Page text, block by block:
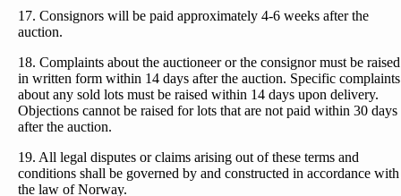
17. Consignors will be paid approximately 4-6 weeks after the
auction.
18. Complaints about the auctioneer or the consignor must be raised
in written form within 14 days after the auction. Specific complaints
about any sold lots must be raised within 14 days upon delivery.
Objections cannot be raised for lots that are not paid within 30 days
after the auction.
19. All legal disputes or claims arising out of these terms and
conditions shall be governed by and constructed in accordance with
the law of Norway.